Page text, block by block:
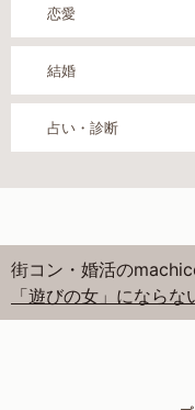
恋愛
結婚
占い・診断
街コン・婚活の
「遊びの女」になら